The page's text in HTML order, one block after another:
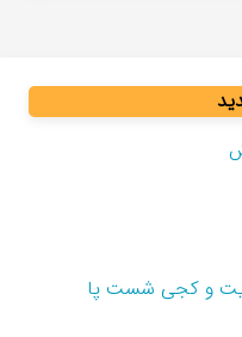
و کجی شست پا